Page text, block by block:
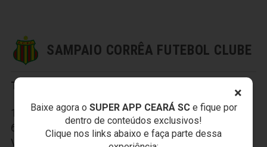
×
Baixe agora o SUPER APP CEARÁ SCe fique por
dentro de conteúdos exclusivos!
Clique nos links abaixo e faça parte dessa
SAMPAIO CORRÊA FUTEBOL CLUBE
Titulares:
1-Ruan, 2-Daniel, 3-Luiz Otávio, 4-Edvânio,5-Moisés,
6-Willian Simões, 7-Nadson, 8-Diones, 9-Robert, 10-
Válber e 11-Pimentinha.